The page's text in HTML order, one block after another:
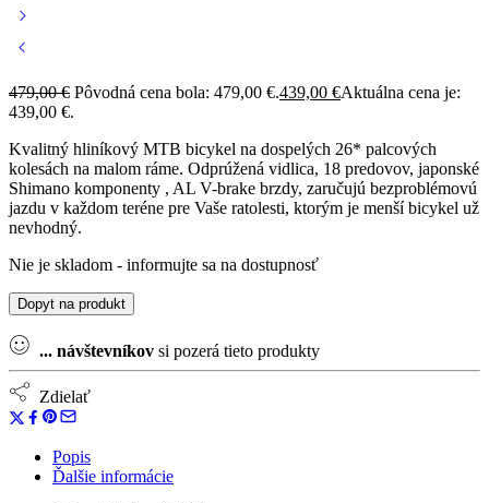
479,00€ Pôvodná cena bola: 479,00 €.439,00 €Aktuálna cena je:
439,00 €.
Kvalitný hliníkový MTB bicykel na dospelých 26* palcových
kolesách na malom ráme. Odprúžená vidlica, 18 predovov, japonské
Shimano komponenty , AL V-brake brzdy, zaručujú bezproblémovú
jazdu v každom teréne pre Vaše ratolesti, ktorým je menší bicykel už
nevhodný.
Nie je skladom - informujte sa na dostupnosť
Dopyt na produkt
... návštevníkov si pozerá tieto produkty
Zdielať
Popis
Ďalšie informácie